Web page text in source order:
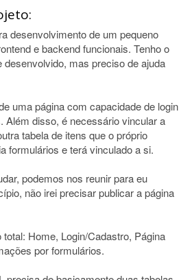
desenvolvimento de um pequeno
e backend funcionais. Tenho o
desenvolvido, mas preciso de ajuda
uma página com capacidade de login
Além disso, é necessário vincular a
tabela de itens que o próprio
formulários e terá vinculado a si.
podemos nos reunir para eu
não irei precisar publicar a página
Home, Login/Cadastro, Página
por formulários.